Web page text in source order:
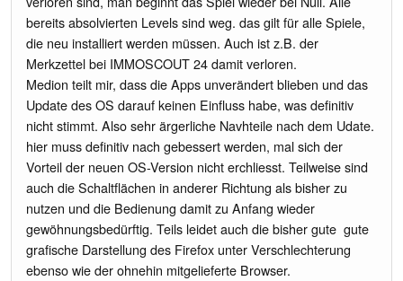
bereits absolvierten Levels sind weg. das gilt für alle Spiele,
die neu installiert werden müssen. Auch ist z.B. der
Merkzettel bei IMMOSCOUT 24 damit verloren.
Medion teilt mir, dass die Apps unverändert blieben und das
Update des OS darauf keinen Einfluss habe, was definitiv
nicht stimmt. Also sehr ärgerliche Navhteile nach dem Udate.
hier muss definitiv nach gebessert werden, mal sich der
Vorteil der neuen OS-Version nicht erchliesst. Teilweise sind
auch die Schaltflächen in anderer Richtung als bisher zu
nutzen und die Bedienung damit zu Anfang wieder
gewöhnungsbedürftig. Teils leidet auch die bisher gute gute
grafische Darstellung des Firefox unter Verschlechterung
ebenso wie der ohnehin mitgelieferte Browser.